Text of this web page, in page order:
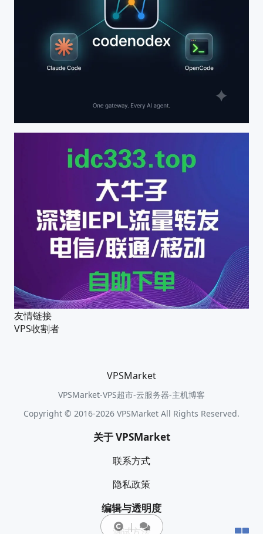
友情链接
VPS收割者
VPSMarket
VPSMarket-VPS超市-云服务器-主机博客
Copyright © 2016-2026 VPSMarket All Rights Reserved.
关于 VPSMarket
联系方式
隐私政策
编辑与透明度